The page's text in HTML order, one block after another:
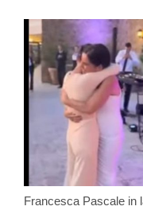
Francesca Pascale in